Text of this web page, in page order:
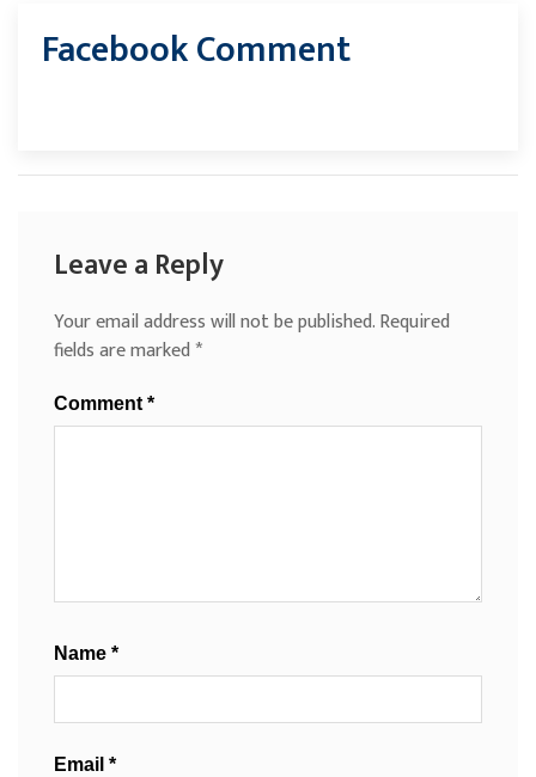
Facebook Comment
Leave a Reply
Your email address will not be published.Required
fields are marked*
Comment *
Name *
Email *